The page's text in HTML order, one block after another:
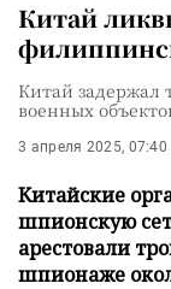
Китай
Китай задержал
военных
3 апреля 2025, 07:40
Китайские
шпионскую
арестовали
шпионаже